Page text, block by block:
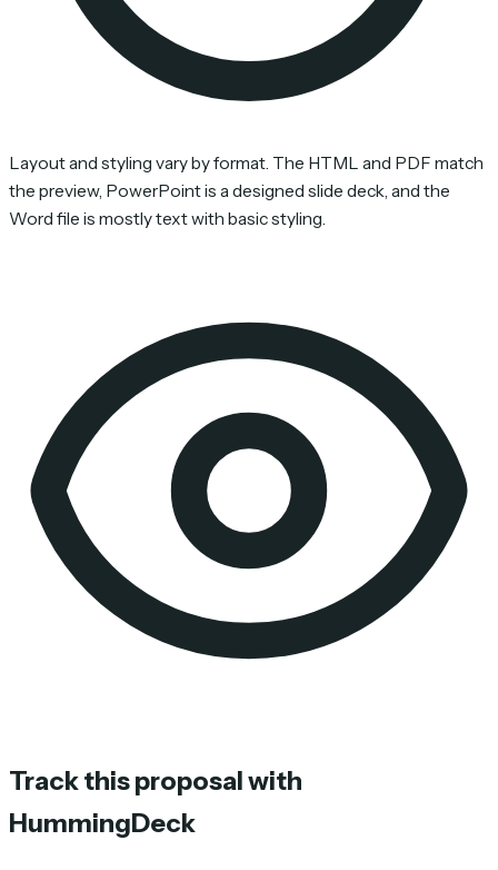
Layout and styling vary by format. The HTML and PDF match
the preview, PowerPoint is a designed slide deck, and the
Word file is mostly text with basic styling.
Track this proposal with
HummingDeck